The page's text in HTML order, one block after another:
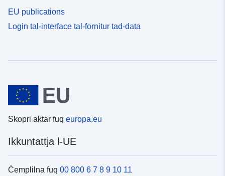
EU publications
Login tal-interface tal-fornitur tad-data
Skopri aktar fuq europa.eu
Ikkuntattja l-UE
Ċemplilna fuq 00 800 6 7 8 9 10 11